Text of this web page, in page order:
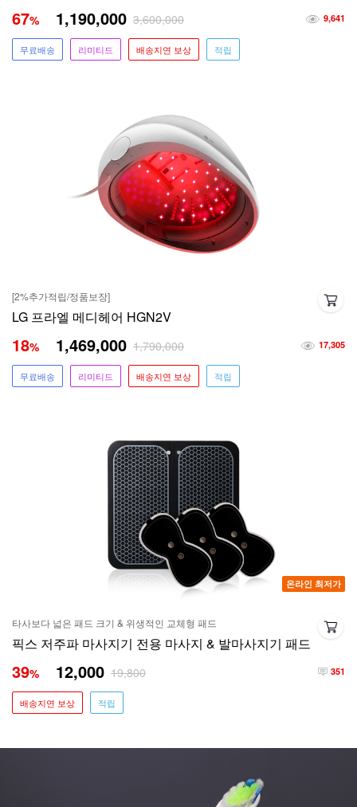
9,641
67% 1,190,000 3,600,000
무료배송 리미티드 배송지연 보상 적립
[2%추가적립/정품보장]
LG 프라엘 메디헤어 HGN2V
17,305
18% 1,469,000 1,790,000
무료배송 리미티드 배송지연 보상 적립
온라인 최저가
타사보다 넓은 패드 크기 & 위생적인 교체형 패드
픽스 저주파 마사지기 전용 마사지 & 발마사지기 패드
351
39% 12,000 19,800
배송지연 보상 적립